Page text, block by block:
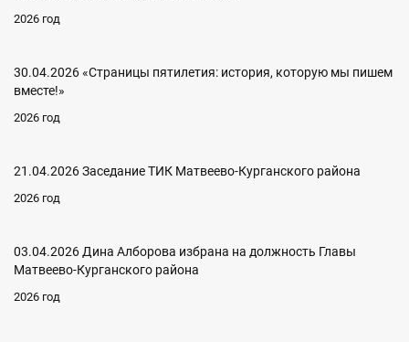
2026 год
30.04.2026 «Страницы пятилетия: история, которую мы пишем
вместе!»
2026 год
21.04.2026 Заседание ТИК Матвеево-Курганского района
2026 год
03.04.2026 Дина Алборова избрана на должность Главы
Матвеево-Курганского района
2026 год